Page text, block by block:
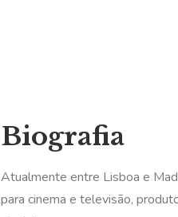
Biografia
Atualmente entre Lisboa e
para cinema e televisão,